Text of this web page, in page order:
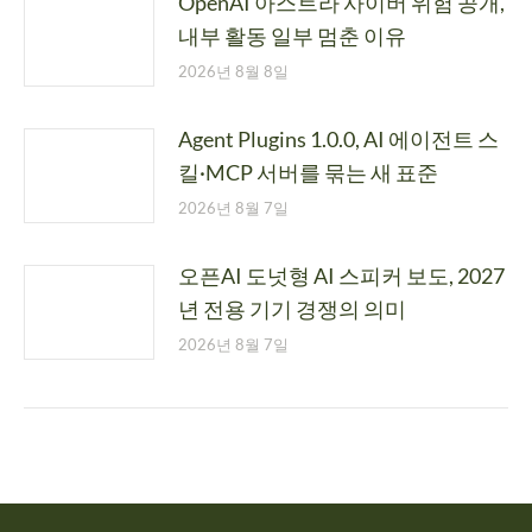
내부 활동 일부 멈춘 이유
2026년 8월 8일
Agent Plugins 1.0.0, AI 에이전트 스
킬·MCP 서버를 묶는 새 표준
2026년 8월 7일
오픈AI 도넛형 AI 스피커 보도, 2027
년 전용 기기 경쟁의 의미
2026년 8월 7일